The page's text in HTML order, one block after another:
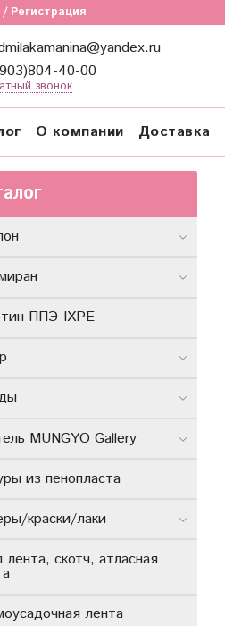
Регистрация
40-00
звонок
О компании Доставка
ППЭ-IXPE
MUNGYO Gallery
из пенопласта
краски/лаки
лента, скотч, атласная
лента